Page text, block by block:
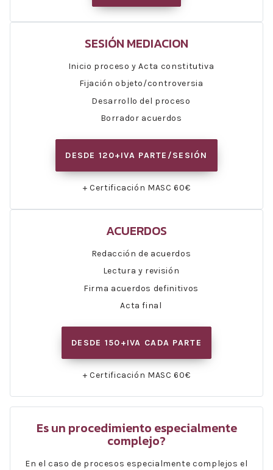
SESIÓN MEDIACION
Inicio proceso y Acta constitutiva
Fijación objeto/controversia
Desarrollo del proceso
Borrador acuerdos
DESDE 120+IVA PARTE/SESIÓN
+ Certificación MASC 60€
ACUERDOS
Redacción de acuerdos
Lectura y revisión
Firma acuerdos definitivos
Acta final
DESDE 150+IVA CADA PARTE
+ Certificación MASC 60€
Es un procedimiento especialmente
complejo?
En el caso de procesos especialmente complejos el